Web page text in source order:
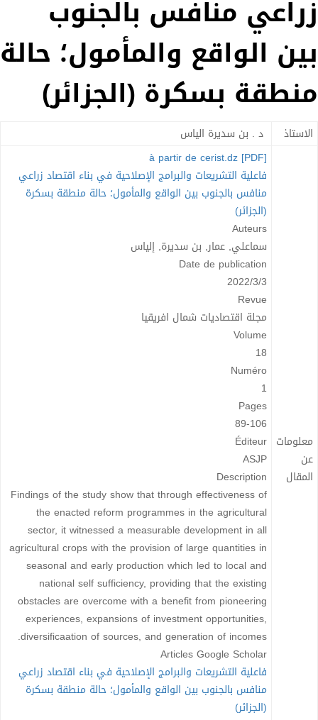
زراعي منافس بالجنوب
بين الواقع والمأمول؛ حالة
منطقة بسكرة (الجزائر)
الاستاذ د . بن سديرة الياس
معلومات
عن
المقال
[PDF]
فاعلية التشريعات والبرامج الإصلاحية في بناء اقتصاد زراعي
منافس بالجنوب بين الواقع والمأمول؛ حالة منطقة بسكرة
(الجزائر)
Auteurs
سماعلي, عمار, بن سديرة, إلياس
Date de publication
2022/3/3
Revue
مجلة اقتصاديات شمال افريقيا
Volume
18
Numéro
1
Pages
89-106
Éditeur
ASJP
Description
Findings of the study show that through effectiveness of
the enacted reform programmes in the agricultural
sector, it witnessed a measurable development in all
agricultural crops with the provision of large quantities in
seasonal and early production which led to local and
national self sufficiency, providing that the existing
obstacles are overcome with a benefit from pioneering
experiences, expansions of investment opportunities,
diversificaation of sources, and generation of incomes.
Articles Google Scholar
فاعلية التشريعات والبرامج الإصلاحية في بناء اقتصاد زراعي
منافس بالجنوب بين الواقع والمأمول؛ حالة منطقة بسكرة
(الجزائر)